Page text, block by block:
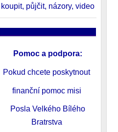
koupit, půjčit, názory, video
Pomoc a podpora:
Pokud chcete poskytnout
finanční pomoc misi
Posla Velkého Bílého
Bratrstva